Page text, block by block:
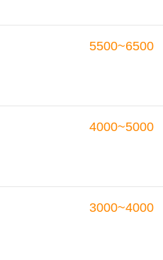
5500~6500
4000~5000
3000~4000